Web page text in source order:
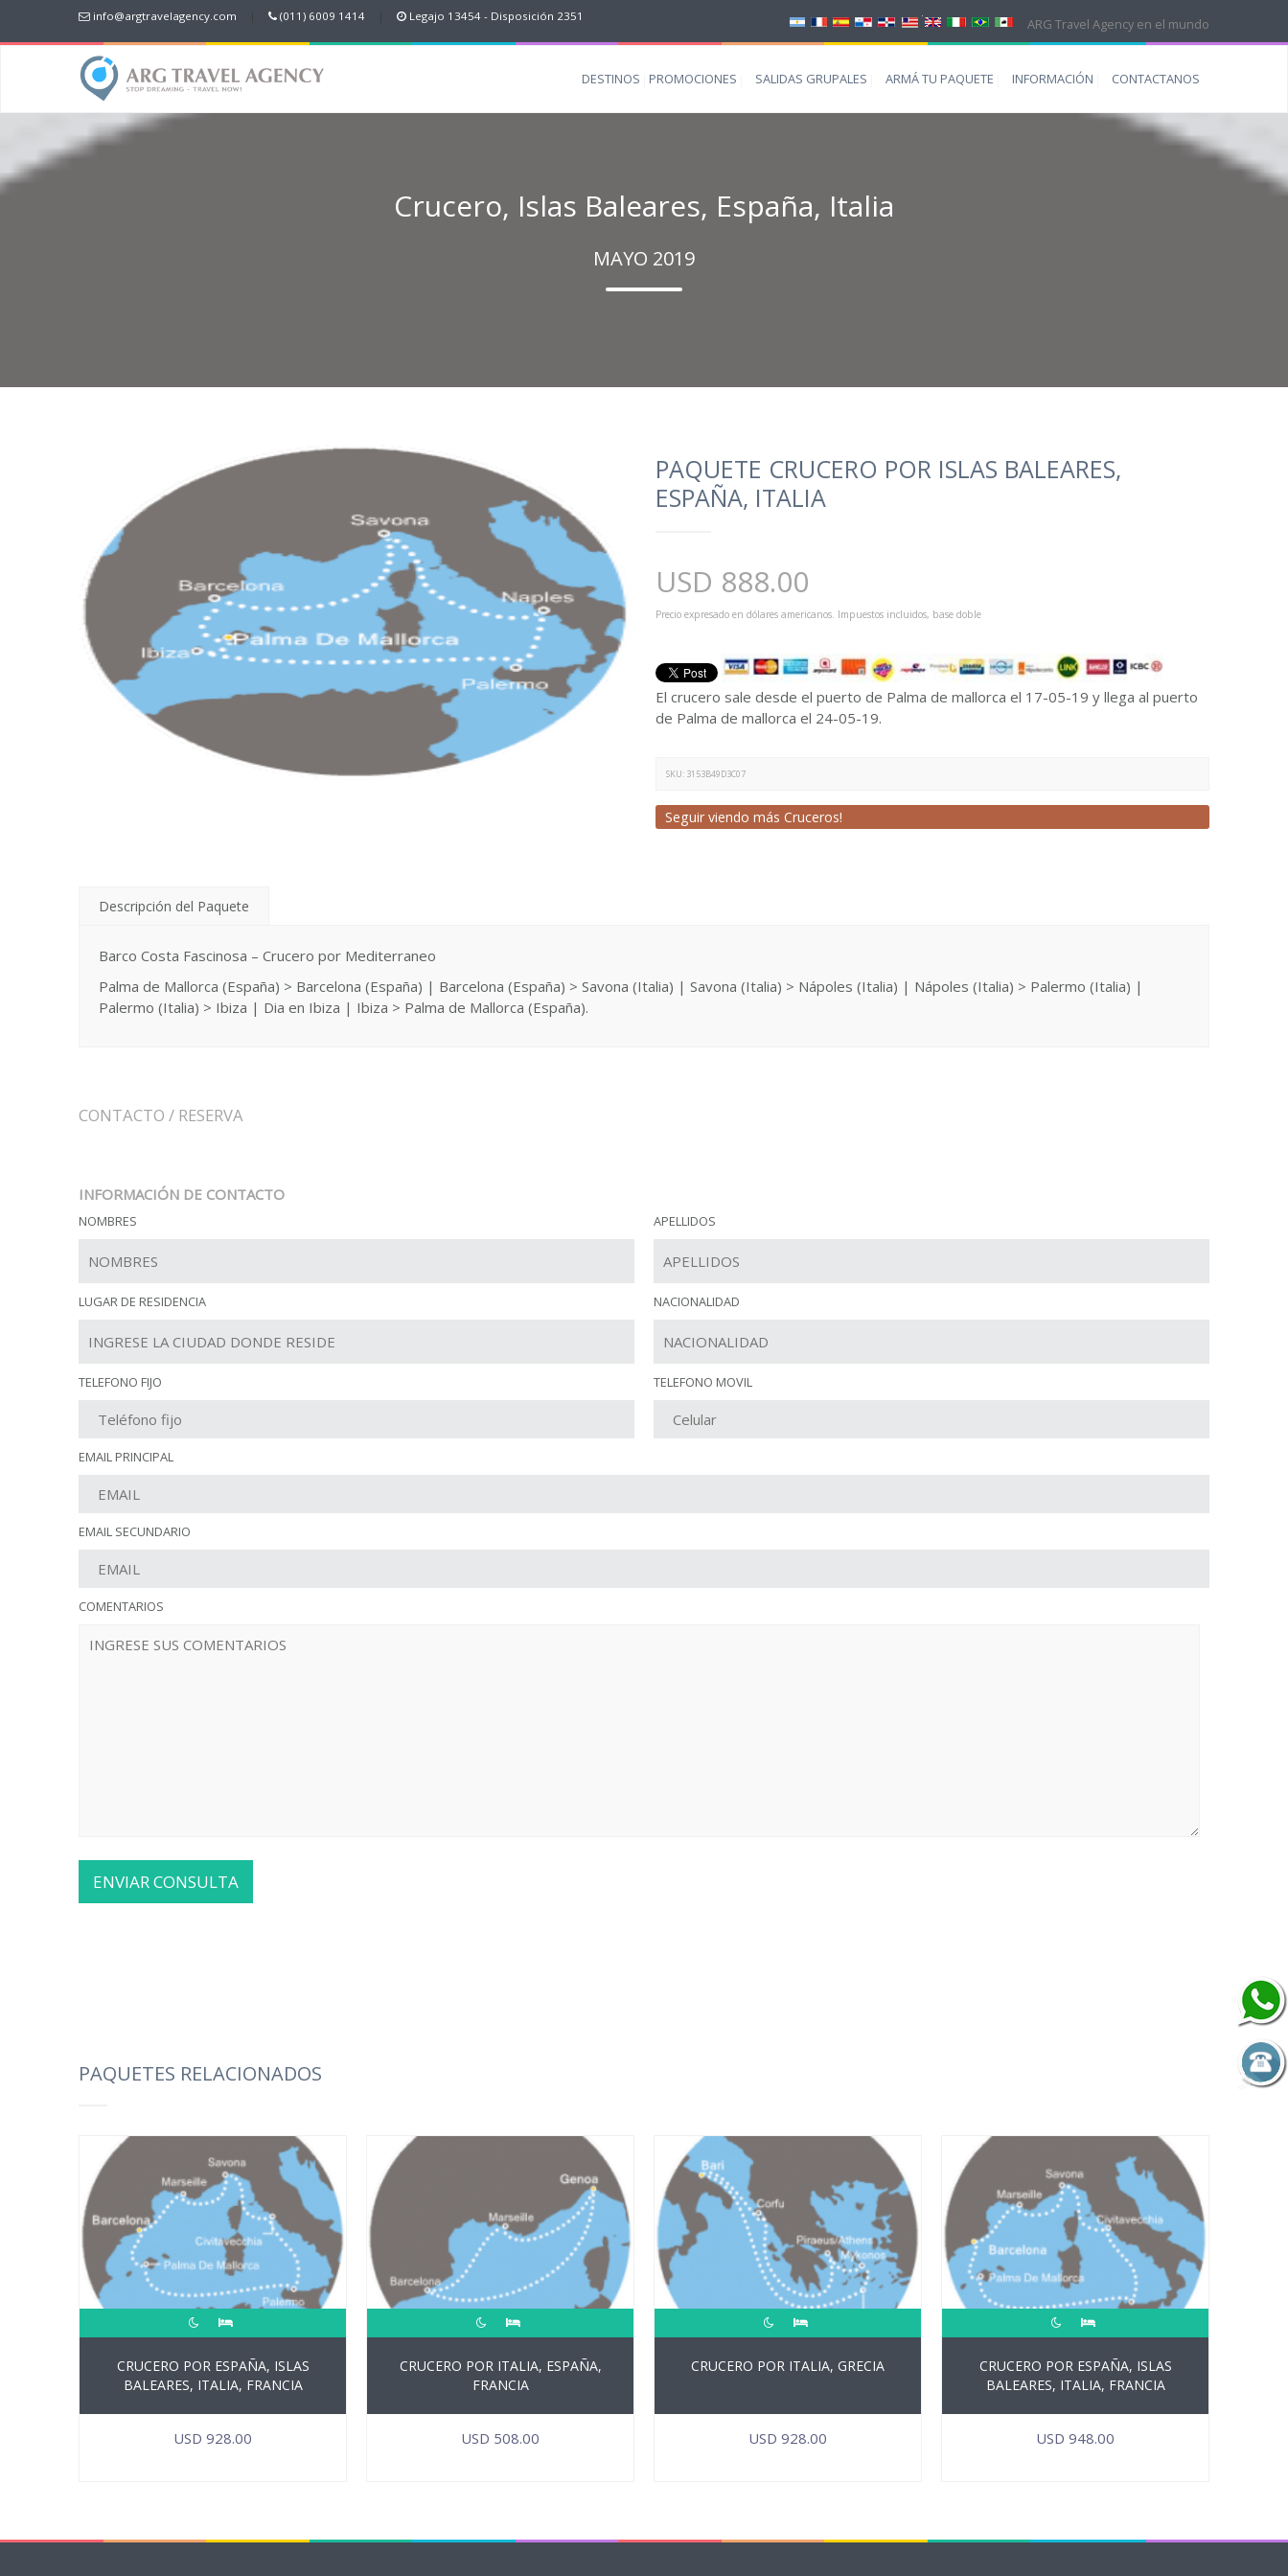
info@argtravelagency.com (011) 6009 1414 Legajo 13454 - Disposición 2351 ARG Travel Agency en el mundo
DESTINOS PROMOCIONES SALIDAS GRUPALES ARMÁ TU PAQUETE INFORMACIÓN CONTACTANOS
Crucero, Islas Baleares, España, Italia
MAYO 2019
PAQUETE CRUCERO POR ISLAS BALEARES,
ESPAÑA, ITALIA
USD 888.00
Precio expresado en dólares americanos. Impuestos incluidos, base doble
El crucero sale desde el puerto de Palma de mallorca el 17-05-19 y llega al puerto
de Palma de mallorca el 24-05-19.
SKU: 3153B49D3C07
Seguir viendo más Cruceros!
Descripción del Paquete
Barco Costa Fascinosa – Crucero por Mediterraneo
Palma de Mallorca (España) > Barcelona (España) | Barcelona (España) > Savona (Italia) | Savona (Italia) > Nápoles (Italia) | Nápoles (Italia) > Palermo (Italia) |
Palermo (Italia) > Ibiza | Dia en Ibiza | Ibiza > Palma de Mallorca (España).
CONTACTO / RESERVA
INFORMACIÓN DE CONTACTO
NOMBRES APELLIDOS
LUGAR DE RESIDENCIA NACIONALIDAD
TELEFONO FIJO TELEFONO MOVIL
EMAIL PRINCIPAL
EMAIL SECUNDARIO
COMENTARIOS
PAQUETES RELACIONADOS
CRUCERO POR ESPAÑA, ISLAS
BALEARES, ITALIA, FRANCIA
USD 928.00
CRUCERO POR ITALIA, ESPAÑA,
FRANCIA
USD 508.00
CRUCERO POR ITALIA, GRECIA
USD 928.00
CRUCERO POR ESPAÑA, ISLAS
BALEARES, ITALIA, FRANCIA
USD 948.00